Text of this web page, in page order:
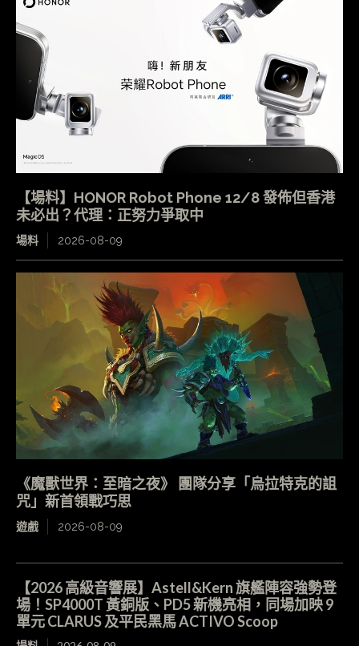
【場料】HONOR Robot Phone 12/8 發佈但香港
未必出？代理：正努力爭取中
場料 2026-08-09
《魔獸世界：至暗之夜》 團隊分享「烏拉特克的詛
咒」新首領戰巧思
遊戲 2026-08-09
【2026 高級音響展】Astell&Kern 旗艦陣容強勢登
場！SP4000T 黃銅版、PD5 新機亮相，同場加映 9
單元 CLARUS 及平民黑馬 ACTIVO Scoop